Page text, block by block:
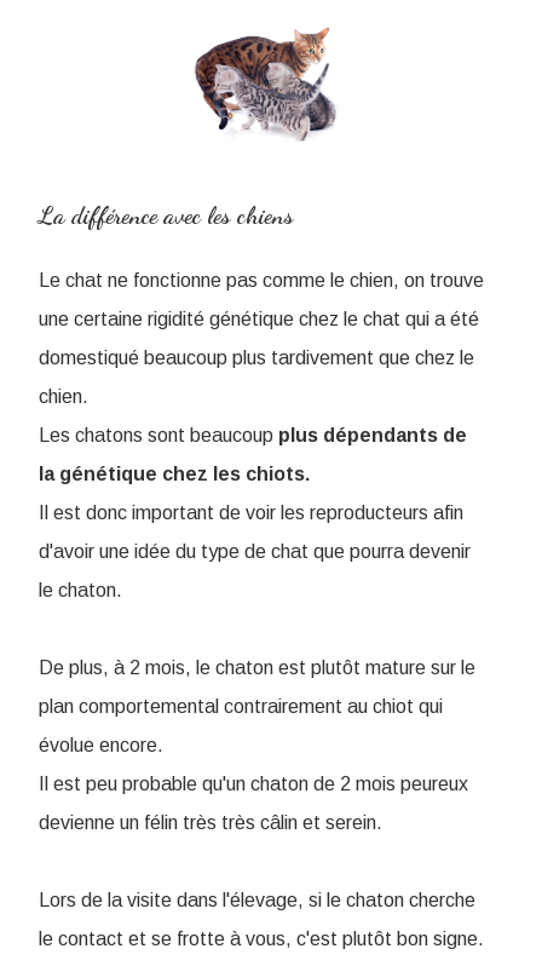
La différence avec les chiens
Le chat ne fonctionne pas comme le chien, on trouve
une certaine rigidité génétique chez le chat qui a été
domestiqué beaucoup plus tardivement que chez le
chien.
Les chatons sont beaucoup plus dépendants de
la génétique chez les chiots.
Il est donc important de voir les reproducteurs afin
d'avoir une idée du type de chat que pourra devenir
le chaton.
De plus, à 2 mois, le chaton est plutôt mature sur le
plan comportemental contrairement au chiot qui
évolue encore.
Il est peu probable qu'un chaton de 2 mois peureux
devienne un félin très très câlin et serein.
Lors de la visite dans l'élevage, si le chaton cherche
le contact et se frotte à vous, c'est plutôt bon signe.